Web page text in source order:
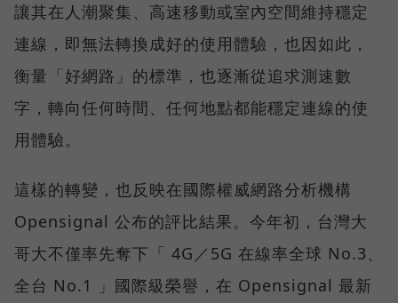
讓其在人潮聚集、高速移動或室內空間維持穩定
連線，即無法轉換成好的使用體驗，也因如此，
衡量「好網路」的標準，也逐漸從追求測速數
字，轉向任何時間、任何地點都能穩定連線的使
用體驗。
這樣的轉變，也反映在國際權威網路分析機構
Opensignal 公布的評比結果。今年初，台灣大
哥大不僅率先奪下「 4G／5G 在線率全球 No.3、
全台 No.1 」國際級榮譽，在 Opensignal 最新